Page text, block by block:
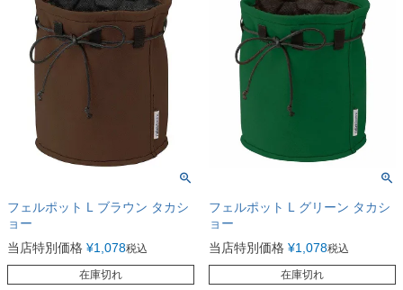
フェルポット L ブラウン タカシ
ョー
当店特別価格 ¥1,078税込
在庫切れ
フェルポット L グリーン タカシ
ョー
当店特別価格 ¥1,078税込
在庫切れ